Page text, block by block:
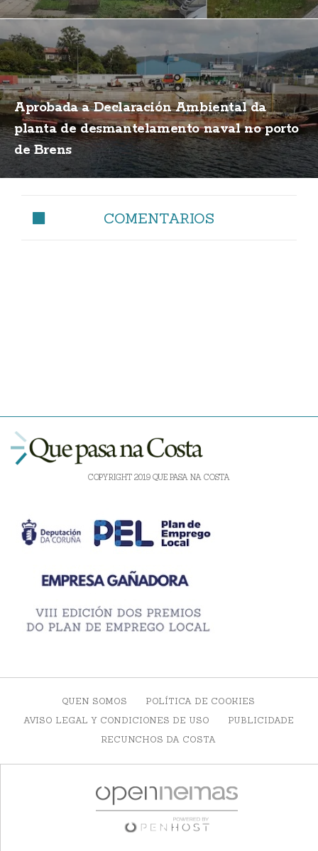
Aprobada a Declaración Ambiental da
planta de desmantelamento naval no porto
de Brens
COMENTARIOS
COPYRIGHT 2019 QUE PASA NA COSTA
QUEN SOMOS
POLÍTICA DE COOKIES
AVISO LEGAL Y CONDICIONES DE USO
PUBLICIDADE
RECUNCHOS DA COSTA